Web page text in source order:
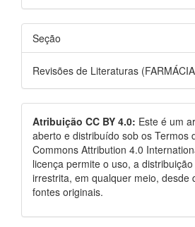
Seção
Revisões de Literaturas
Atribuição CC BY 4.0: Este é um
aberto e distribuído sob os Termos
Commons Attribution 4.0
licença permite o uso, a
irrestrita, em qualquer meio, desde
fontes originais.